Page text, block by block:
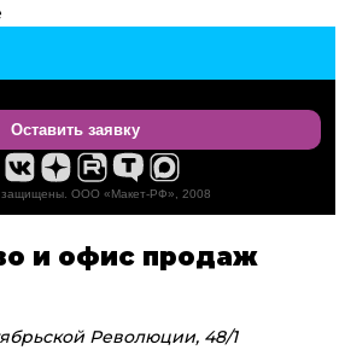
Оставить заявку
защищены. ООО «Макет-РФ», 2008
и офис продаж
Революции, 48/1